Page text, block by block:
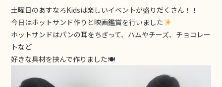
土曜日のあすなろKidsは楽しいイベントが盛りだくさん！！
今日はホットサンド作りと映画鑑賞を行いました
ホットサンドはパンの耳をちぎって、ハムやチーズ、チョコレー
トなど
好きな具材を挟んで作りました🍽